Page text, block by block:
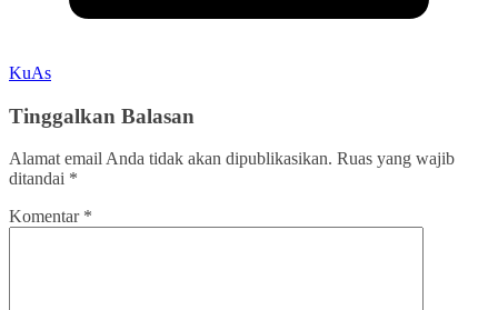
KuAs
Tinggalkan Balasan
Alamat email Anda tidak akan dipublikasikan. Ruas yang wajib
ditandai *
Komentar *